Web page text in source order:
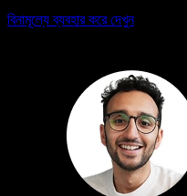
বিনামূল্যে ব্যবহার করে দেখুন